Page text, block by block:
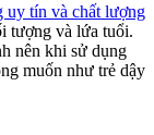
uy tín và chất lượng
tượng và lứa tuổi.
nên khi sử dụng
muốn như trẻ dậy